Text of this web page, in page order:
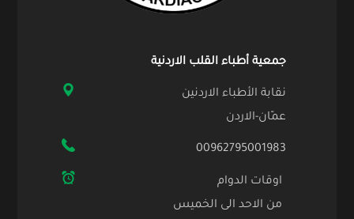
جمعية أطباء القلب الاردنية
نقابة الأطباء الاردنين
عمّان-الاردن
00962795001983
اوقات الدوام
من الاحد الى الخميس